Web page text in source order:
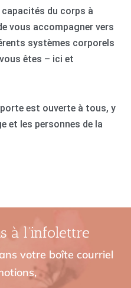
du corps à
vous accompagner vers
systèmes corporels
êtes – ici et
est ouverte à tous, y
et les personnes de la
à l’infolettre
votre boîte courriel